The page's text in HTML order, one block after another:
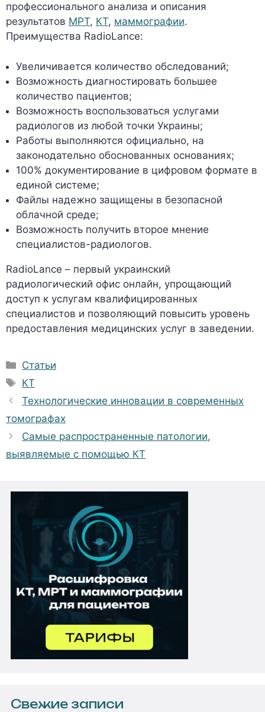
профессионального анализа и описания
результатов МРТ, КТ, маммографии.
Преимущества RadioLance:
Увеличивается количество обследований;
Возможность диагностировать большее
количество пациентов;
Возможность воспользоваться услугами
радиологов из любой точки Украины;
Работы выполняются официально, на
законодательно обоснованных основаниях;
100% документирование в цифровом формате в
единой системе;
Файлы надежно защищены в безопасной
облачной среде;
Возможность получить второе мнение
специалистов-радиологов.
RadioLance – первый украинский
радиологический офис онлайн, упрощающий
доступ к услугам квалифицированных
специалистов и позволяющий повысить уровень
предоставления медицинских услуг в заведении.
Рубрики
Статьи
Метки
КТ
Технологические инновации в современных
томографах
Самые распространенные патологии,
выявляемые с помощью КТ
Свежие записи